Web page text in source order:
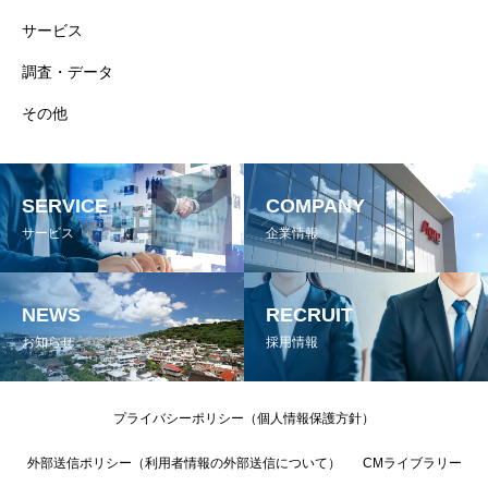
サービス
調査・データ
その他
SERVICE
サービス
COMPANY
企業情報
NEWS
お知らせ
RECRUIT
採用情報
プライバシーポリシー（個人情報保護方針）
外部送信ポリシー（利用者情報の外部送信について） CMライブラリー